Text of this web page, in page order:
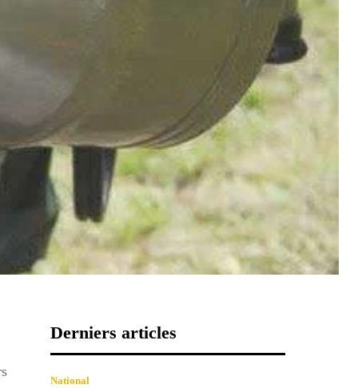
Derniers articles
National